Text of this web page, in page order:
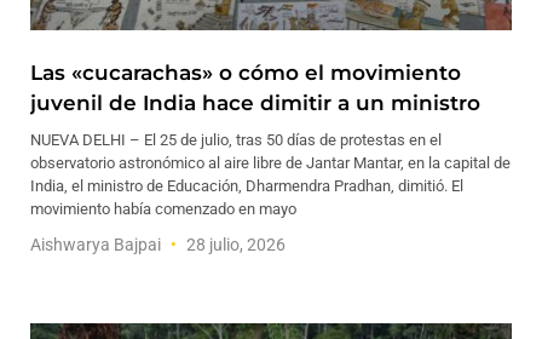
Las «cucarachas» o cómo el movimiento
juvenil de India hace dimitir a un ministro
NUEVA DELHI – El 25 de julio, tras 50 días de protestas en el
observatorio astronómico al aire libre de Jantar Mantar, en la capital de
India, el ministro de Educación, Dharmendra Pradhan, dimitió. El
movimiento había comenzado en mayo
Aishwarya Bajpai 28 julio, 2026